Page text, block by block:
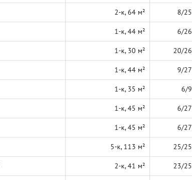
2-к, 64 м² 8/25
1-к, 44 м² 6/26
1-к, 30 м² 20/26
1-к, 44 м² 9/27
1-к, 35 м² 6/9
1-к, 45 м² 6/27
1-к, 45 м² 6/27
5-к, 113 м² 25/25
2-к, 41 м² 23/25